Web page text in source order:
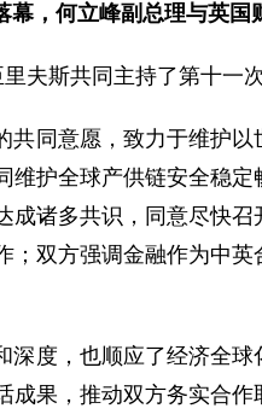
，何立峰副总理与英
夫斯共同主持了第十一
同意愿，致力于维护
护全球产供链安全稳
诸多共识，同意尽快
双方强调金融作为中
度，也顺应了经济全
果，推动双方务实合